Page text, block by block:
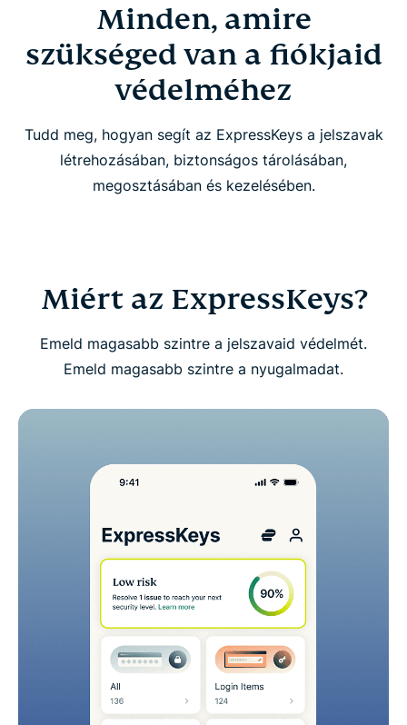
Miért az ExpressKeys?
Intelligens funkciók, egyszerű használat
Kezdd el használni az ExpressKeys-t
Töltsd le az ExpressKeys alkalmazást
Próbáld ki kockázatmentesen az ExpressKeys-t új
felhasználóként
Minden, amire
szükséged van a fiókjaid
védelméhez
Tudd meg, hogyan segít az ExpressKeys a jelszavak
létrehozásában, biztonságos tárolásában,
megosztásában és kezelésében.
Miért az ExpressKeys?
Emeld magasabb szintre a jelszavaid védelmét.
Emeld magasabb szintre a nyugalmadat.